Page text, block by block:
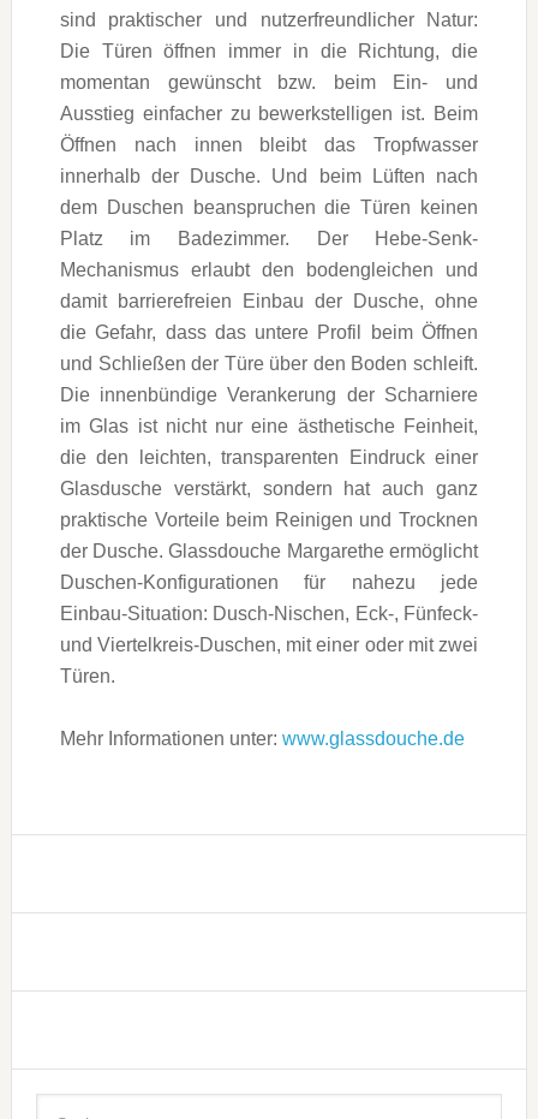
sind praktischer und nutzerfreundlicher Natur:
Die Türen öffnen immer in die Richtung, die
momentan gewünscht bzw. beim Ein- und
Ausstieg einfacher zu bewerkstelligen ist. Beim
Öffnen nach innen bleibt das Tropfwasser
innerhalb der Dusche. Und beim Lüften nach
dem Duschen beanspruchen die Türen keinen
Platz im Badezimmer. Der Hebe-Senk-
Mechanismus erlaubt den bodengleichen und
damit barrierefreien Einbau der Dusche, ohne
die Gefahr, dass das untere Profil beim Öffnen
und Schließen der Türe über den Boden schleift.
Die innenbündige Verankerung der Scharniere
im Glas ist nicht nur eine ästhetische Feinheit,
die den leichten, transparenten Eindruck einer
Glasdusche verstärkt, sondern hat auch ganz
praktische Vorteile beim Reinigen und Trocknen
der Dusche. Glassdouche Margarethe ermöglicht
Duschen-Konfigurationen für nahezu jede
Einbau-Situation: Dusch-Nischen, Eck-, Fünfeck-
und Viertelkreis-Duschen, mit einer oder mit zwei
Türen.
Mehr Informationen unter: www.glassdouche.de